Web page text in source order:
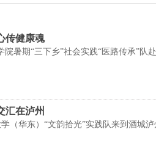
传健康魂
院暑期“三下乡”社会实践“医路传承”
汇在泸州
学（华东）“文韵拾光”实践队来到酒